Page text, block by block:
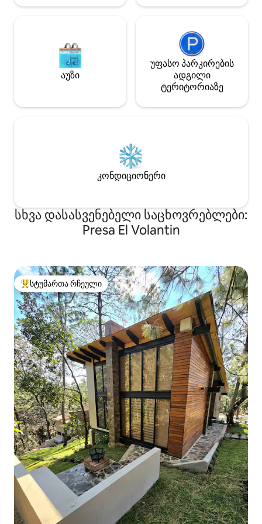
აუზი
უფასო პარკირების
ადგილი
ტერიტორიაზე
კონდიციონერი
სხვა დასასვენებელი საცხოვრებლები:
Presa El Volantin
სტუმართა რჩეული მოწინავე ვარიანტი
სტუმართა რჩეული